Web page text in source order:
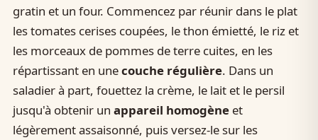
gratin et un four. Commencez par réunir dans le plat
les tomates cerises coupées, le thon émietté, le riz et
les morceaux de pommes de terre cuites, en les
répartissant en unecouche régulière. Dans un
saladier à part, fouettez la crème, le lait et le persil
jusqu'à obtenir un appareil homogèneet
légèrement assaisonné, puis versez-le sur les